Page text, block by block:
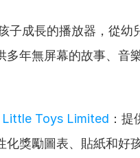
子成長的播放器，從
多年無屏幕的故事、音
Toys Limited ：
化獎勵圖表、貼紙和好